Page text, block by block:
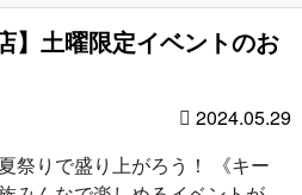
】土曜限定イベントのお
2024.05.29
祭りで盛り上がろう！ 《キー